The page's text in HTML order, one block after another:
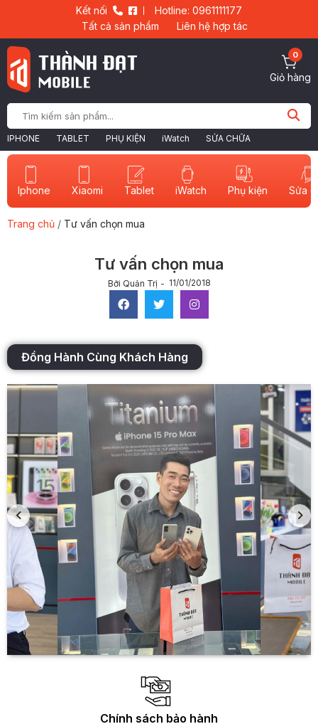
Kết nối
Hotline: 0961111177
Tất cả sản phẩm
Liên hệ hợp tác
IPHONE TABLET PHỤ KIỆN iWatch SỬA CHỮA
0
Giỏ hàng
Iphone Xiaomi Tablet iWatch Phụ kiện Sửa
Trang chủ / Tư vấn chọn mua
Tư vấn chọn mua
Bởi Quản Trị 11/01/2018
Đồng Hành Cùng Khách Hàng
Chính sách bảo hành